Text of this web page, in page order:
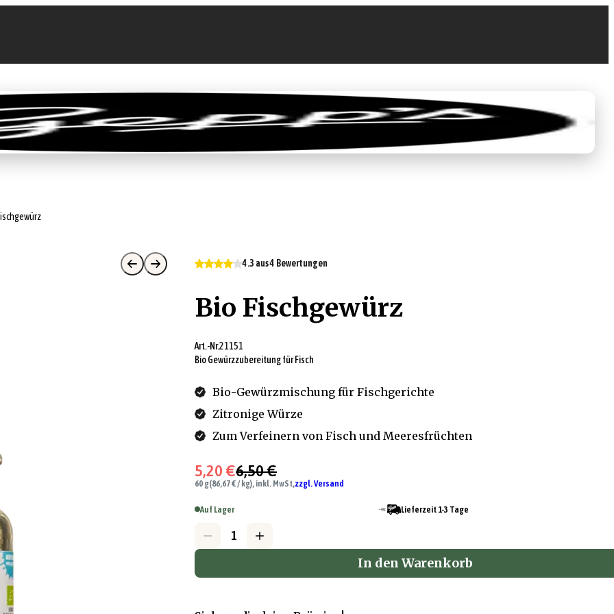
Feinkost-Abo Firmenkunden Sale 0,00 €
4.3 aus 4 Bewertungen
Bio Fischgewürz
Art.-Nr.21151
Bio Gewürzzubereitung für Fisch
Bio-Gewürzmischung für Fischgerichte
Zitronige Würze
Zum Verfeinern von Fisch und Meeresfrüchten
5,20 €6,50 €
60 g(86,67 € / kg), inkl. MwSt,zzgl. Versand
Auf Lager Lieferzeit 1-3 Tage
In den Warenkorb